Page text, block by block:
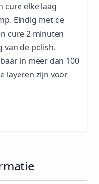
cure elke laag
Eindig met de
cure 2 minuten
van de polish.
in meer dan 100
layeren zijn voor